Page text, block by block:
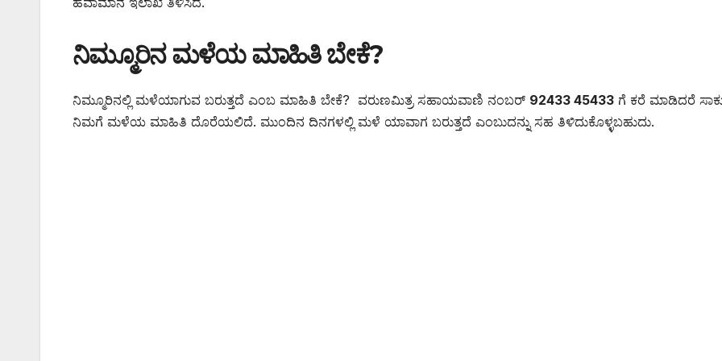
ನಿಮ್ಮೂರಿನ ಮಳೆಯ ಮಾಹಿತಿ ಬೇಕೆ?
ನಿಮ್ಮೂರಿನಲ್ಲಿ ಮಳೆಯಾಗುವ ಬರುತ್ತದೆ ಎಂಬ ಮಾಹಿತಿ ಬೇಕೆ? ವರುಣಮಿತ್ರ ಸಹಾಯವಾಣಿ ನಂಬರ್ 92433 45433 ಗೆ ಕರೆ ಮಾಡಿದರೆ
ನಿಮಗೆ ಮಳೆಯ ಮಾಹಿತಿ ದೊರೆಯಲಿದೆ. ಮುಂದಿನ ದಿನಗಳಲ್ಲಿ ಮಳೆ ಯಾವಾಗ ಬರುತ್ತದೆ ಎಂಬುದನ್ನು ಸಹ ತಿಳಿದುಕೊಳ್ಳಬಹುದು.